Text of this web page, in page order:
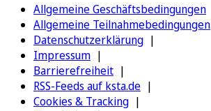
Allgemeine Geschäftsbedingungen
Allgemeine Teilnahmebedingungen
Datenschutzerklärung
Impressum
Barrierefreiheit
RSS-Feeds auf ksta.de
Cookies & Tracking